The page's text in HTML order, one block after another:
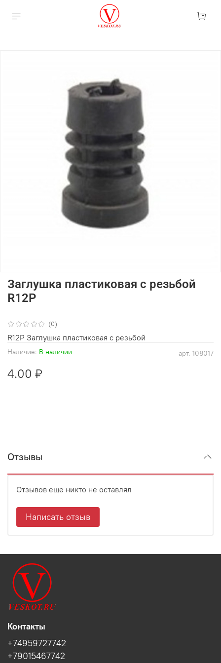
(0)
арт. 108017
Наличие: В наличии
Заглушка пластиковая с резьбой
R12P
4.00 ₽
R12P Заглушка пластиковая с резьбой
Отзывы
Отзывов еще никто не оставлял
Написать отзыв
Контакты
+74959727742
+79015467742